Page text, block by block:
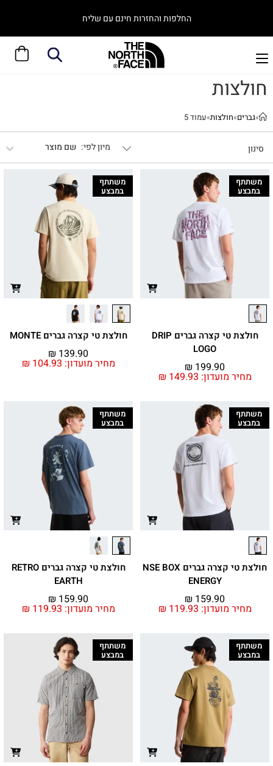
החלפות והחזרות חינם עם שליח
חולצות
»גברים»חולצות»עמוד 5
סינון שם מוצר
משתתף
במבצע
חולצת טי קצרה גברים DRIP
LOGO
מחיר מועדון: ₪ 149.93
₪ 199.90
משתתף
במבצע
חולצת טי קצרה גברים MONTE
מחיר מועדון: ₪ 104.93
₪ 139.90
משתתף
במבצע
חולצת טי קצרה גברים NSE BOX
ENERGY
מחיר מועדון: ₪ 119.93
₪ 159.90
משתתף
במבצע
חולצת טי קצרה גברים RETRO
EARTH
מחיר מועדון: ₪ 119.93
₪ 159.90
משתתף
במבצע
משתתף
במבצע